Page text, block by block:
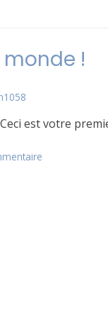
!
est votre